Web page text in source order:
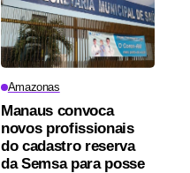
Amazonas
Manaus convoca
novos profissionais
do cadastro reserva
da Semsa para posse